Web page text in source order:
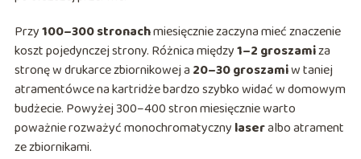
Przy100–300 stronachmiesięcznie zaczyna mieć znaczenie
koszt pojedynczej strony. Różnica między1–2 groszamiza
stronę w drukarce zbiornikowej a 20–30 groszamiw taniej
atramentówce na kartridże bardzo szybko widać w domowym
budżecie. Powyżej 300–400 stron miesięcznie warto
poważnie rozważyć monochromatyczny laseralbo atrament
ze zbiornikami.